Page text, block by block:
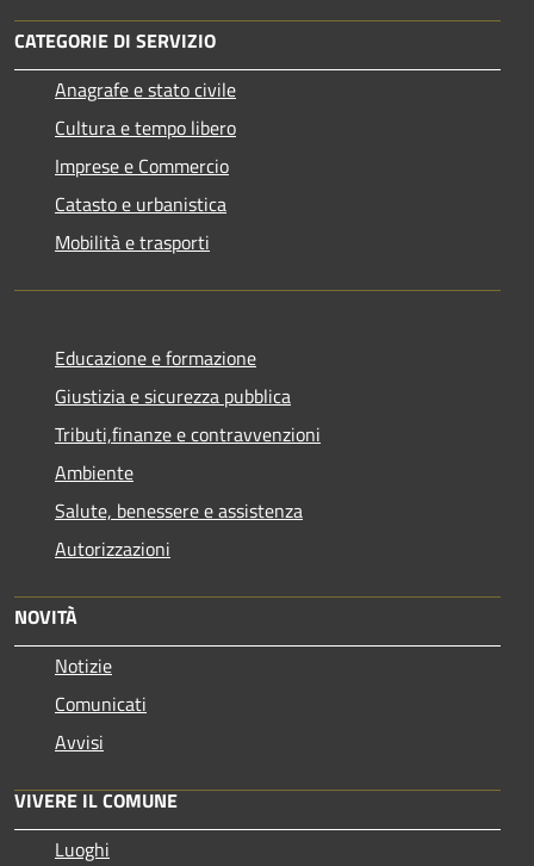
CATEGORIE DI SERVIZIO
Anagrafe e stato civile
Cultura e tempo libero
Imprese e Commercio
Catasto e urbanistica
Mobilità e trasporti
Educazione e formazione
Giustizia e sicurezza pubblica
Tributi,finanze e contravvenzioni
Ambiente
Salute, benessere e assistenza
Autorizzazioni
NOVITÀ
Notizie
Comunicati
Avvisi
VIVERE IL COMUNE
Luoghi